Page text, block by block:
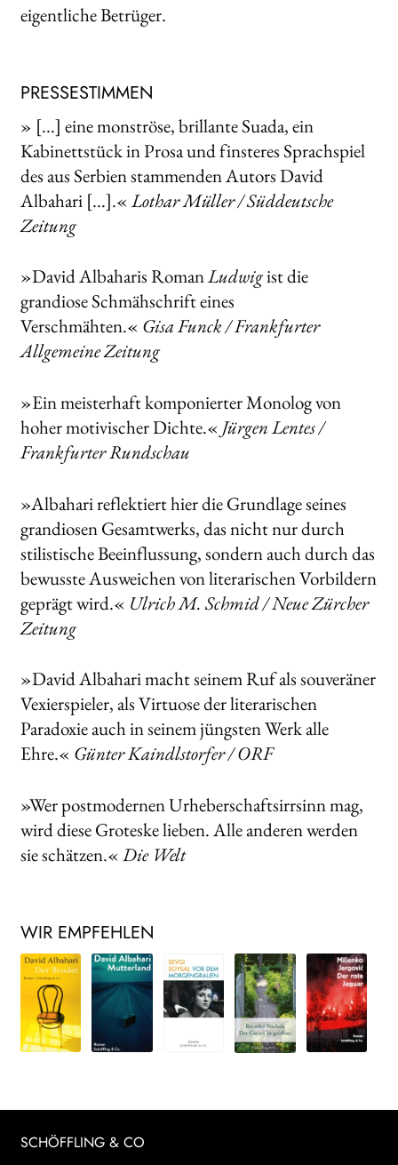
eigentliche Betrüger.
PRESSESTIMMEN
» [...] eine monströse, brillante Suada, ein
Kabinettstück in Prosa und finsteres Sprachspiel
des aus Serbien stammenden Autors David
Albahari [...].«Lothar Müller / Süddeutsche
Zeitung
»David Albaharis RomanLudwigist die
grandiose Schmähschrift eines
Verschmähten.« Gisa Funck / Frankfurter
Allgemeine Zeitung
»Ein meisterhaft komponierter Monolog von
hoher motivischer Dichte.« Jürgen Lentes /
Frankfurter Rundschau
»Albahari reflektiert hier die Grundlage seines
grandiosen Gesamtwerks, das nicht nur durch
stilistische Beeinflussung, sondern auch durch das
bewusste Ausweichen von literarischen Vorbildern
geprägt wird.« Ulrich M. Schmid / Neue Zürcher
Zeitung
»David Albahari macht seinem Ruf als souveräner
Vexierspieler, als Virtuose der literarischen
Paradoxie auch in seinem jüngsten Werk alle
Ehre.« Günter Kaindlstorfer / ORF
»Wer postmodernen Urheberschaftsirrsinn mag,
wird diese Groteske lieben. Alle anderen werden
sie schätzen.« Die Welt
WIR EMPFEHLEN
SCHÖFFLING & CO